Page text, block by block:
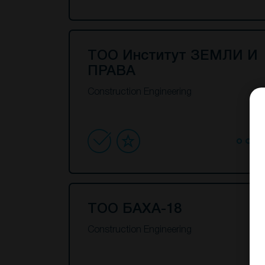
ТОО Институт ЗЕМЛИ И
ПРАВА
Construction Engineering
ТОО БАХА-18
Construction Engineering